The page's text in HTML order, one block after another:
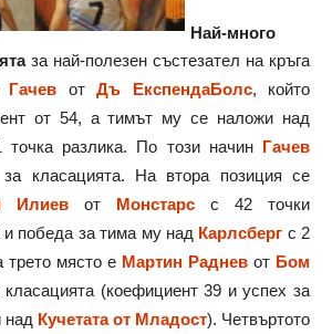
Най-много
за най-полезен състезател на кръга
Гачев от Дъ ЕкспендаБолс, който
от 54, а тимът му се наложи над
точка разлика. По този начин Гачев
класацията. На втора позиция се
Илиев от Монстарс с 42 точки
победа за тима му над Карлсберг с 2
трето място е Мартин Раднев от Бом
класацията (коефициент 39 и успех за
над Кучетата от Младост). Четвъртото